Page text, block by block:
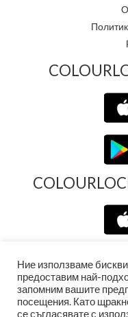
Ние използваме
предоставим най-
запомним вашите
посещения. Като
се съгласявате с